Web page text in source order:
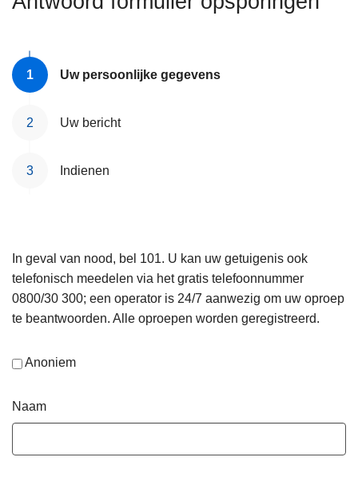
Uw persoonlijke gegevens
Uw bericht
Indienen
In geval van nood, bel 101. U kan uw getuigenis ook
telefonisch meedelen via het gratis telefoonnummer
0800/30 300; een operator is 24/7 aanwezig om uw oproep
te beantwoorden. Alle oproepen worden geregistreerd.
Anoniem
Naam